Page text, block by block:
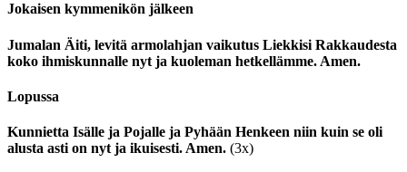
Jokaisen kymmenikön jälkeen
Jumalan Äiti, levitä armolahjan vaikutus Liekkisi Rakkaudesta
koko ihmiskunnalle nyt ja kuoleman hetkellämme. Amen.
Lopussa
Kunnietta Isälle ja Pojalle ja Pyhään Henkeen niin kuin se oli
alusta asti on nyt ja ikuisesti. Amen. (3x)